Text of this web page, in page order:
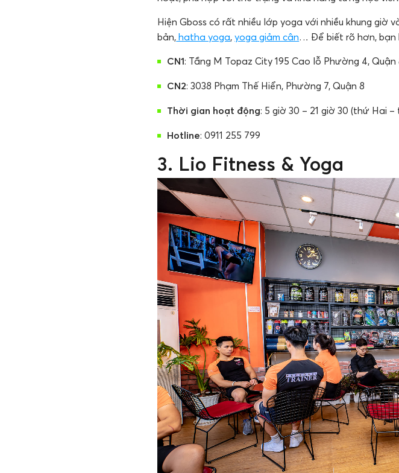
Hiện Gboss có rất nhiều lớp yoga với nhiều khung giờ
bản, hatha yoga,yoga giảm cân… Để biết rõ hơn, bạn
CN1: Tầng M Topaz City 195 Cao lỗ Phường 4, Quận
CN2: 3038 Phạm Thế Hiển, Phường 7, Quận 8
Thời gian hoạt động: 5 giờ 30 – 21 giờ 30 (thứ Hai
Hotline: 0911 255 799
3. Lio Fitness & Yoga